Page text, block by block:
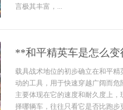
言极其丰富，...
**和平精英车是怎么
载具战术地位的初步确立在和平
动的工具，用于快速穿越广阔而
主要体现在它的速度和耐久度上
择哪辆车，往往只看它是否比跑